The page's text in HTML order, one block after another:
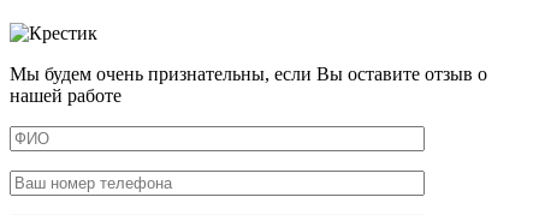
Мы будем очень признательны, если Вы оставите отзыв о
нашей работе